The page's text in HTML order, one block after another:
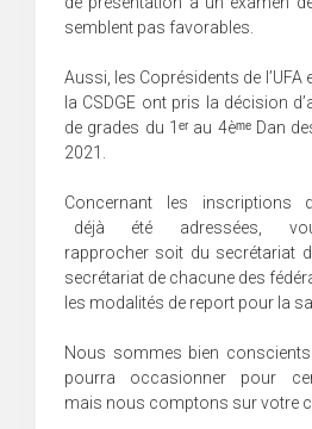
semblent pas favorables.
Aussi, les Coprésidents de l’UFA
la CSDGE ont pris la décision
de grades du 1ᵉʳ au 4èᵐᵉ Dan
2021.
Concernant les
déjà été adressées,
rapprocher soit du secrétariat
secrétariat de chacune des
les modalités de report pour la
Nous sommes bien
pourra occasionner pour
mais nous comptons sur votre